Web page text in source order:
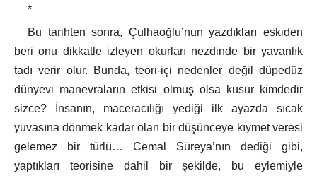
*
Bu tarihten sonra, Çulhaoğlu’nun yazdıkları eskiden
beri onu dikkatle izleyen okurları nezdinde bir yavanlık
tadı verir olur. Bunda, teori-içi nedenler değil düpedüz
dünyevi manevraların etkisi olmuş olsa kusur kimdedir
sizce? İnsanın, maceracılığı yediği ilk ayazda sıcak
yuvasına dönmek kadar olan bir düşünceye kıymet veresi
gelemez bir türlü… Cemal Süreya’nın dediği gibi,
yaptıkları teorisine dahil bir şekilde, bu eylemiyle